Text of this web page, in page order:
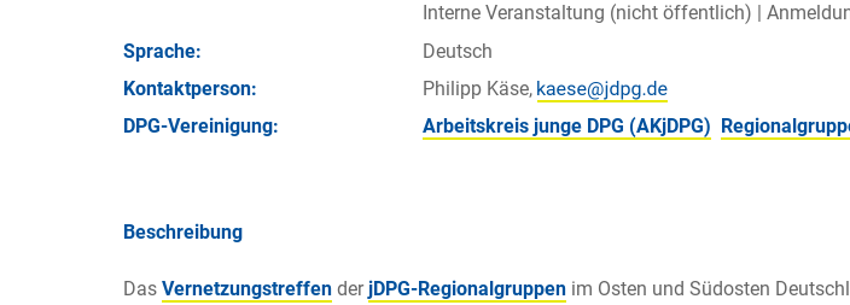
Interne Veranstaltung (nicht öffentlich) |
Sprache:
Deutsch
Kontakt­person:
Philipp Käse,
DPG-Vereinigung:
Arbeitskreis junge DPG (AKjDPG)
Beschreibung
Das Vernetzungstreffen derjDPG-Regionalgruppen im Osten und Südosten